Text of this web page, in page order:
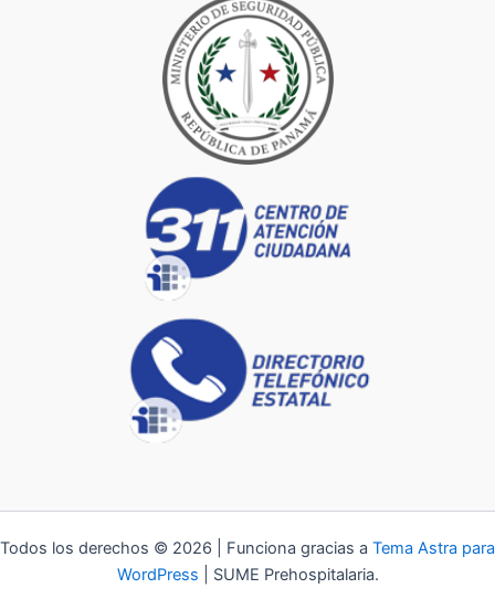
Todos los derechos © 2026 | Funciona gracias a Tema Astra para
WordPress | SUME Prehospitalaria.